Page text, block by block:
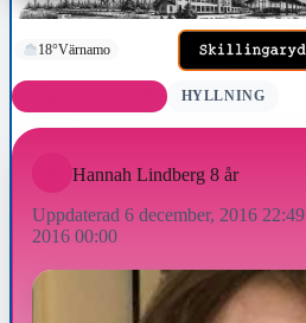
18°Värnamo
HYLLNING
Hannah Lindberg 8 år
Uppdaterad 6 december, 2016 22:49
2016 00:00